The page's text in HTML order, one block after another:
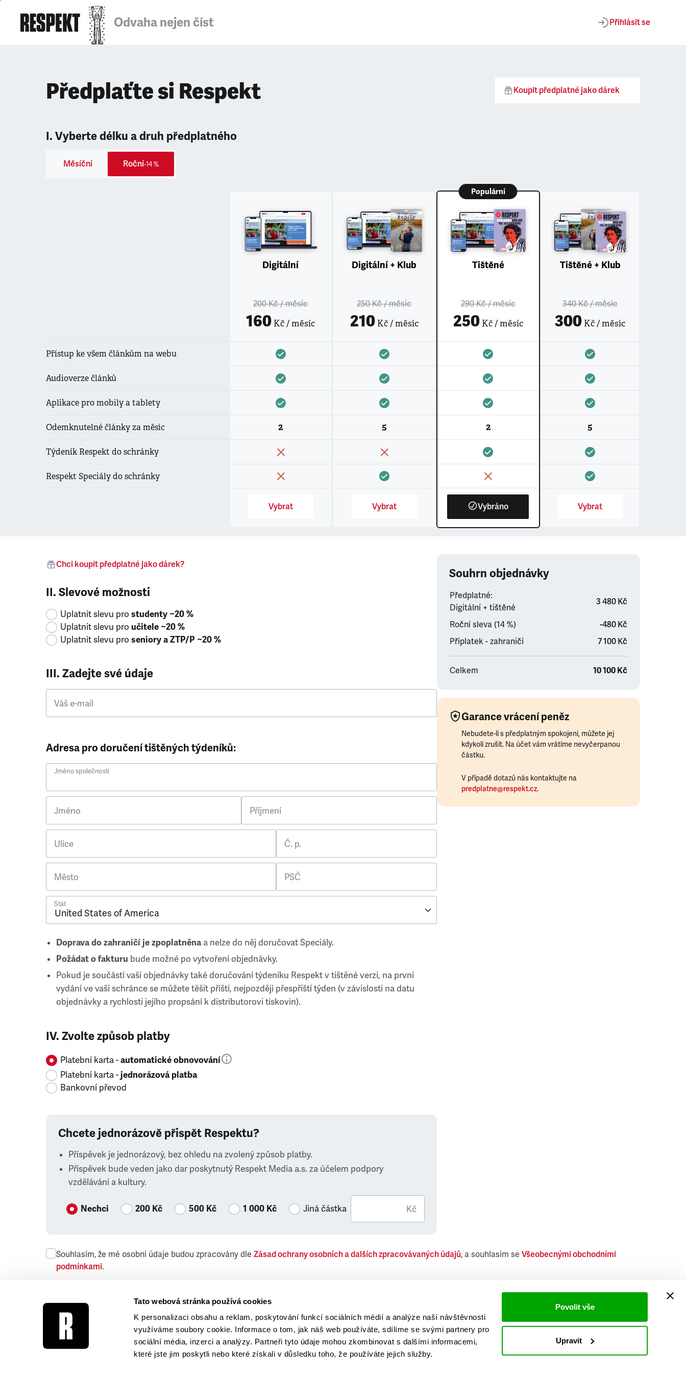
Tato webová stránka používá cookies
K personalizaci obsahu a reklam, poskytování funkcí sociálních médií a analýze naší návštěvnosti
využíváme soubory cookie. Informace o tom, jak náš web používáte, sdílíme se svými partnery pro
sociální média, inzerci a analýzy. Partneři tyto údaje mohou zkombinovat s dalšími informacemi,
které jste jim poskytli nebo které získali v důsledku toho, že používáte jejich služby.
Povolit vše
Upravit
Odvaha nejen číst Přihlásit se
Předplaťte si Respekt Koupit předplatné jako dárek
I. Vyberte délku a druh předplatného
Měsíční Roční-14 %
Přístup ke všem článkům na webu
Audioverze článků
Aplikace pro mobily a tablety
Odemknutelné články za měsíc
Týdeník Respekt do schránky
Respekt Speciály do schránky
Digitální
200 Kč/ měsíc
160 Kč / měsíc
2
Vybrat
Digitální + Klub
250 Kč/ měsíc
210Kč / měsíc
5
Vybrat
Populární
Tištěné
290 Kč/ měsíc
250Kč / měsíc
2
Vybráno
Tištěné + Klub
340 Kč/ měsíc
300 Kč / měsíc
5
Vybrat
Chci koupit předplatné jako dárek?
II. Slevové možnosti
Uplatnit slevu pro studenty ~20 %
Uplatnit slevu pro učitele ~20 %
Uplatnit slevu pro seniory a ZTP/P ~20 %
III. Zadejte své údaje
Váš e-mail
Adresa pro doručení tištěných týdeníků:
Jméno společnosti
Jméno Příjmení
Ulice Č. p.
Město PSČ
Stát
Doprava do zahraničí je zpoplatněnaa nelze do něj doručovat Speciály.
Požádat o fakturu bude možné po vytvoření objednávky.
Pokud je součástí vaší objednávky také doručování týdeníku Respekt v tištěné verzi, na první
vydání ve vaší schránce se můžete těšit příští, nejpozději přespříští týden (v závislosti na datu
objednávky a rychlosti jejího propsání k distributorovi tiskovin).
IV. Zvolte způsob platby
Platební karta -automatické obnovování
Platební karta -jednorázová platba
Bankovní převod
Chcete jednorázově přispět Respektu?
Příspěvek je jednorázový, bez ohledu na zvolený způsob platby.
Příspěvek bude veden jako dar poskytnutý Respekt Media a.s. za účelem podpory
vzdělávání a kultury.
Nechci 200 Kč 500 Kč 1 000 Kč Jiná částka Kč
Souhrn objednávky
Předplatné:
Digitální + tištěné
3 480 Kč
Roční sleva (14 %)
-480 Kč
Příplatek - zahraničí
7 100 Kč
Celkem 10 100 Kč
Garance vrácení peněz
Nebudete-li s předplatným spokojeni, můžete jej
kdykoli zrušit. Na účet vám vrátíme nevyčerpanou
částku.
V případě dotazů nás kontaktujte na
predplatne@respekt.cz.
Souhlasím, že mé osobní údaje budou zpracovány dle Zásad ochrany osobních a dalších zpracovávaných údajů, a souhlasím se Všeobecnými obchodními
podmínkami.